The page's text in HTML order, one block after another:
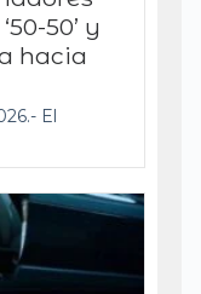
50’ y
hacia
El